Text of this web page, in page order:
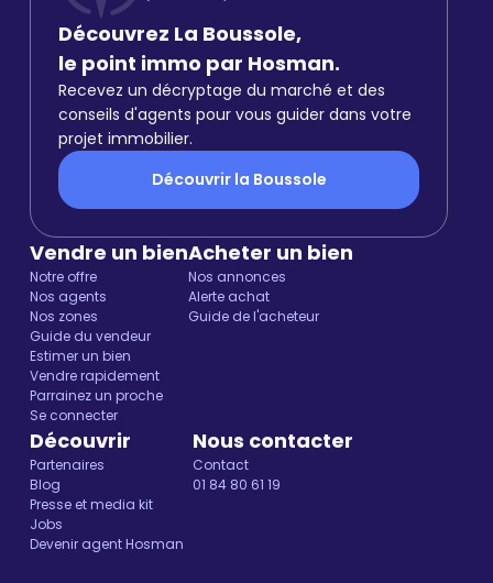
Découvrez La Boussole,
le point immo par Hosman.
Recevez un décryptage du marché et des
conseils d'agents pour vous guider dans votre
projet immobilier.
Découvrir la Boussole
Vendre un bien
Notre offre
Nos agents
Nos zones
Guide du vendeur
Estimer un bien
Vendre rapidement
Parrainez un proche
Se connecter
Acheter un bien
Nos annonces
Alerte achat
Guide de l'acheteur
Découvrir
Partenaires
Blog
Presse et media kit
Jobs
Devenir agent Hosman
Nous contacter
Contact
01 84 80 61 19